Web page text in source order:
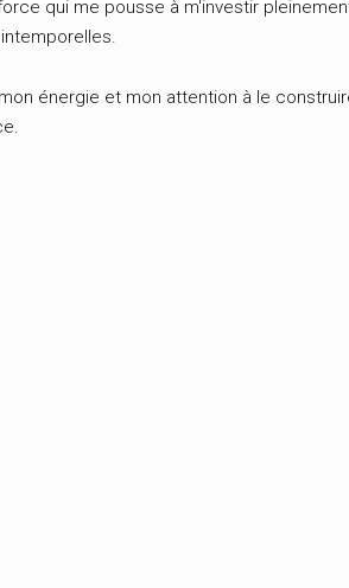
qui me pousse à m'investir
énergie et mon attention à le